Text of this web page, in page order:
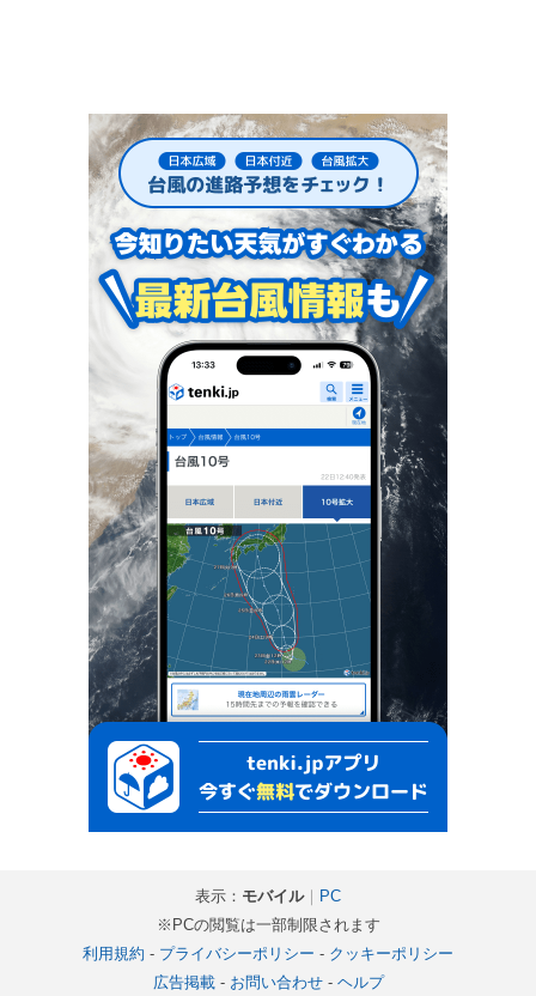
表示： モバイル｜ PC
※PCの閲覧は一部制限されます
利用規約 - プライバシーポリシー - クッキーポリシー
広告掲載- お問い合わせ- ヘルプ